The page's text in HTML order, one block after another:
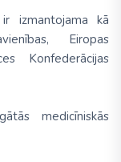
izmantojama kā
Eiropas
Konfederācijas
medicīniskās